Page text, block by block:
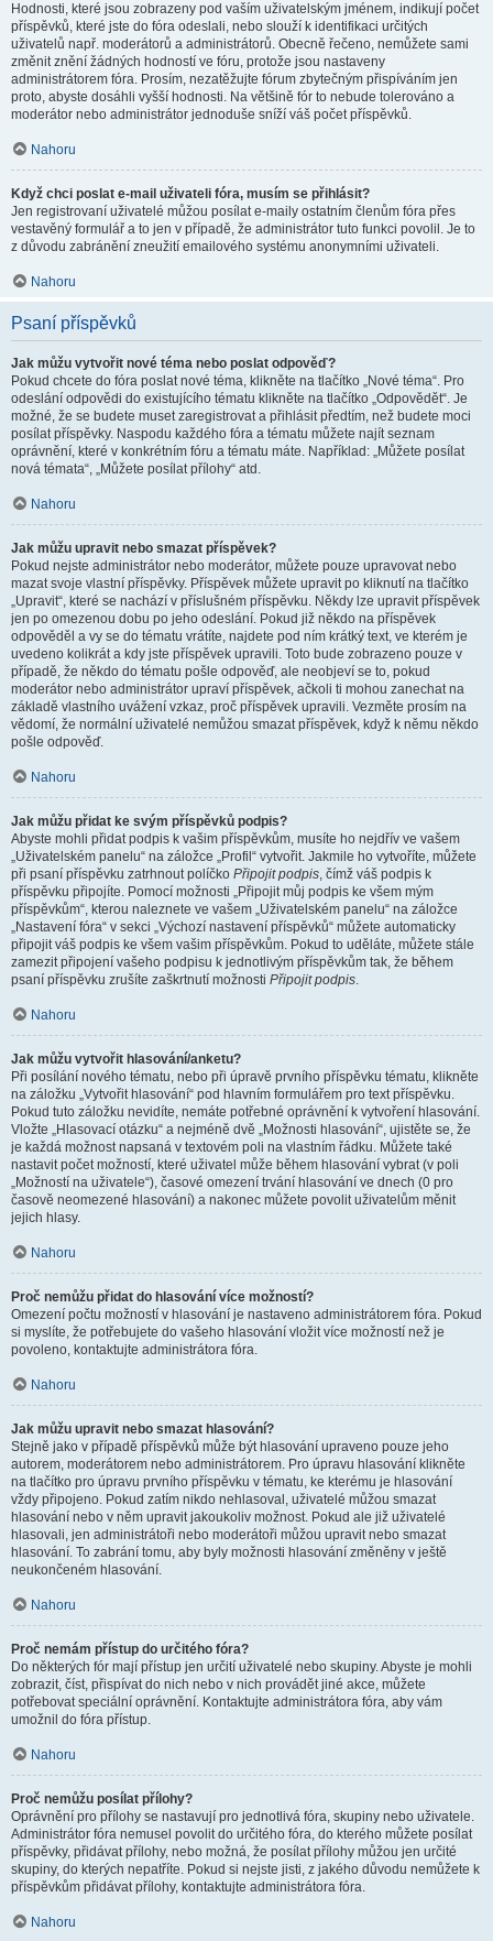
Hodnosti, které jsou zobrazeny pod vaším uživatelským jménem, indikují počet
příspěvků, které jste do fóra odeslali, nebo slouží k identifikaci určitých
uživatelů např. moderátorů a administrátorů. Obecně řečeno, nemůžete sami
změnit znění žádných hodností ve fóru, protože jsou nastaveny
administrátorem fóra. Prosím, nezatěžujte fórum zbytečným přispíváním jen
proto, abyste dosáhli vyšší hodnosti. Na většině fór to nebude tolerováno a
moderátor nebo administrátor jednoduše sníží váš počet příspěvků.
Nahoru
Když chci poslat e-mail uživateli fóra, musím se přihlásit?
Jen registrovaní uživatelé můžou posílat e-maily ostatním členům fóra přes
vestavěný formulář a to jen v případě, že administrátor tuto funkci povolil. Je to
z důvodu zabránění zneužití emailového systému anonymními uživateli.
Nahoru
Psaní příspěvků
Jak můžu vytvořit nové téma nebo poslat odpověď?
Pokud chcete do fóra poslat nové téma, klikněte na tlačítko „Nové téma“. Pro
odeslání odpovědi do existujícího tématu klikněte na tlačítko „Odpovědět“. Je
možné, že se budete muset zaregistrovat a přihlásit předtím, než budete moci
posílat příspěvky. Naspodu každého fóra a tématu můžete najít seznam
oprávnění, které v konkrétním fóru a tématu máte. Například: „Můžete posílat
nová témata“, „Můžete posílat přílohy“ atd.
Nahoru
Jak můžu upravit nebo smazat příspěvek?
Pokud nejste administrátor nebo moderátor, můžete pouze upravovat nebo
mazat svoje vlastní příspěvky. Příspěvek můžete upravit po kliknutí na tlačítko
„Upravit“, které se nachází v příslušném příspěvku. Někdy lze upravit příspěvek
jen po omezenou dobu po jeho odeslání. Pokud již někdo na příspěvek
odpověděl a vy se do tématu vrátíte, najdete pod ním krátký text, ve kterém je
uvedeno kolikrát a kdy jste příspěvek upravili. Toto bude zobrazeno pouze v
případě, že někdo do tématu pošle odpověď, ale neobjeví se to, pokud
moderátor nebo administrátor upraví příspěvek, ačkoli ti mohou zanechat na
základě vlastního uvážení vzkaz, proč příspěvek upravili. Vezměte prosím na
vědomí, že normální uživatelé nemůžou smazat příspěvek, když k němu někdo
pošle odpověď.
Nahoru
Jak můžu přidat ke svým příspěvků podpis?
Abyste mohli přidat podpis k vašim příspěvkům, musíte ho nejdřív ve vašem
„Uživatelském panelu“ na záložce „Profil“ vytvořit. Jakmile ho vytvoříte, můžete
při psaní příspěvku zatrhnout políčko Připojit podpis, čímž váš podpis k
příspěvku připojíte. Pomocí možnosti „Připojit můj podpis ke všem mým
příspěvkům“, kterou naleznete ve vašem „Uživatelském panelu“ na záložce
„Nastavení fóra“ v sekci „Výchozí nastavení příspěvků“ můžete automaticky
připojit váš podpis ke všem vašim příspěvkům. Pokud to uděláte, můžete stále
zamezit připojení vašeho podpisu k jednotlivým příspěvkům tak, že během
psaní příspěvku zrušíte zaškrtnutí možnosti Připojit podpis.
Nahoru
Jak můžu vytvořit hlasování/anketu?
Při posílání nového tématu, nebo při úpravě prvního příspěvku tématu, klikněte
na záložku „Vytvořit hlasování“ pod hlavním formulářem pro text příspěvku.
Pokud tuto záložku nevidíte, nemáte potřebné oprávnění k vytvoření hlasování.
Vložte „Hlasovací otázku“ a nejméně dvě „Možnosti hlasování“, ujistěte se, že
je každá možnost napsaná v textovém poli na vlastním řádku. Můžete také
nastavit počet možností, které uživatel může během hlasování vybrat (v poli
„Možností na uživatele“), časové omezení trvání hlasování ve dnech (0 pro
časově neomezené hlasování) a nakonec můžete povolit uživatelům měnit
jejich hlasy.
Nahoru
Proč nemůžu přidat do hlasování více možností?
Omezení počtu možností v hlasování je nastaveno administrátorem fóra. Pokud
si myslíte, že potřebujete do vašeho hlasování vložit více možností než je
povoleno, kontaktujte administrátora fóra.
Nahoru
Jak můžu upravit nebo smazat hlasování?
Stejně jako v případě příspěvků může být hlasování upraveno pouze jeho
autorem, moderátorem nebo administrátorem. Pro úpravu hlasování klikněte
na tlačítko pro úpravu prvního příspěvku v tématu, ke kterému je hlasování
vždy připojeno. Pokud zatím nikdo nehlasoval, uživatelé můžou smazat
hlasování nebo v něm upravit jakoukoliv možnost. Pokud ale již uživatelé
hlasovali, jen administrátoři nebo moderátoři můžou upravit nebo smazat
hlasování. To zabrání tomu, aby byly možnosti hlasování změněny v ještě
neukončeném hlasování.
Nahoru
Proč nemám přístup do určitého fóra?
Do některých fór mají přístup jen určití uživatelé nebo skupiny. Abyste je mohli
zobrazit, číst, přispívat do nich nebo v nich provádět jiné akce, můžete
potřebovat speciální oprávnění. Kontaktujte administrátora fóra, aby vám
umožnil do fóra přístup.
Nahoru
Proč nemůžu posílat přílohy?
Oprávnění pro přílohy se nastavují pro jednotlivá fóra, skupiny nebo uživatele.
Administrátor fóra nemusel povolit do určitého fóra, do kterého můžete posílat
příspěvky, přidávat přílohy, nebo možná, že posílat přílohy můžou jen určité
skupiny, do kterých nepatříte. Pokud si nejste jisti, z jakého důvodu nemůžete k
příspěvkům přidávat přílohy, kontaktujte administrátora fóra.
Nahoru